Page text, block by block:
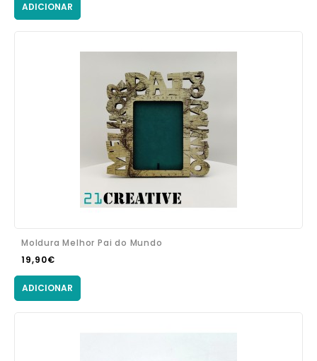
ADICIONAR
Moldura Melhor Pai do Mundo
19,90€
ADICIONAR